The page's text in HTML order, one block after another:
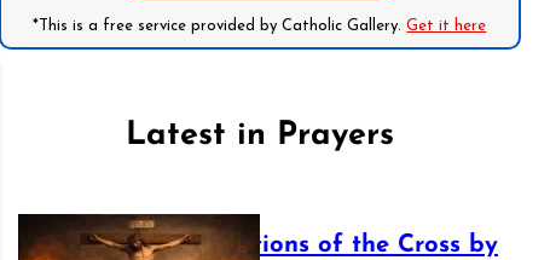
*This is a free service provided by Catholic Gallery.Get it here
Latest in Prayers
The Stations of the Cross by